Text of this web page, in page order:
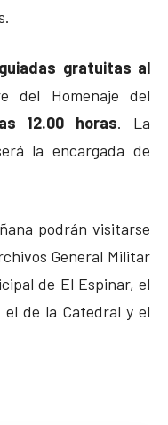
gratuitas al
del Homenaje del
12.00 horas. La
la encargada de
podrán visitarse
General Militar
de El Espinar, el
el de la Catedral y el